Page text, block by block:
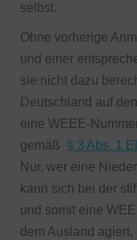
selbst.
Ohne vorherige
und einer
sie nicht dazu
Deutschland auf
eine WEEE-
gemäß § 3 Abs. 1
Nur, wer eine
kann sich bei der
und somit eine
dem Ausland